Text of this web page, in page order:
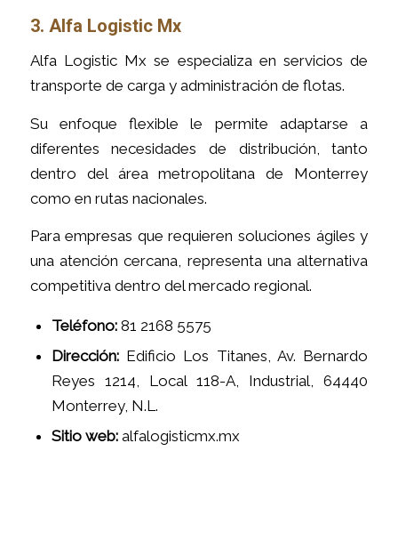
3. Alfa Logistic Mx
Alfa Logistic Mx se especializa en servicios de
transporte de carga y administración de flotas.
Su enfoque flexible le permite adaptarse a
diferentes necesidades de distribución, tanto
dentro del área metropolitana de Monterrey
como en rutas nacionales.
Para empresas que requieren soluciones ágiles y
una atención cercana, representa una alternativa
competitiva dentro del mercado regional.
Teléfono:81 2168 5575
Dirección:Edificio Los Titanes, Av. Bernardo
Reyes 1214, Local 118-A, Industrial, 64440
Monterrey, N.L.
Sitio web:alfalogisticmx.mx